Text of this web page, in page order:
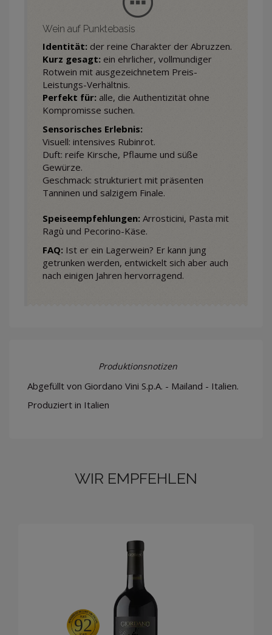
Wein auf Punktebasis
Identität: der reine Charakter der Abruzzen.
Kurz gesagt: ein ehrlicher, vollmundiger
Rotwein mit ausgezeichnetem Preis-
Leistungs-Verhältnis.
Perfekt für: alle, die Authentizität ohne
Kompromisse suchen.
Sensorisches Erlebnis:
Visuell: intensives Rubinrot.
Duft: reife Kirsche, Pflaume und süße
Gewürze.
Geschmack: strukturiert mit präsenten
Tanninen und salzigem Finale.
Speiseempfehlungen: Arrosticini, Pasta mit
Ragù und Pecorino-Käse.
FAQ: Ist er ein Lagerwein? Er kann jung
getrunken werden, entwickelt sich aber auch
nach einigen Jahren hervorragend.
Produktionsnotizen
Abgefüllt von Giordano Vini S.p.A. - Mailand - Italien.
Produziert in Italien
WIR EMPFEHLEN
92